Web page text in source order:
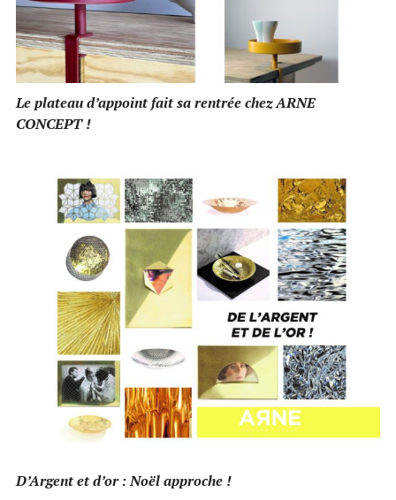
Le plateau d’appoint fait sa rentrée chez ARNE
CONCEPT !
D’Argent et d’or : Noël approche !